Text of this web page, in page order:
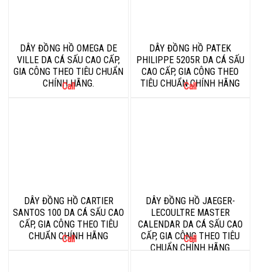
DÂY ĐỒNG HỒ OMEGA DE
VILLE DA CÁ SẤU CAO CẤP,
GIA CÔNG THEO TIÊU CHUẨN
CHÍNH HÃNG.
Call
DÂY ĐỒNG HỒ PATEK
PHILIPPE 5205R DA CÁ SẤU
CAO CẤP, GIA CÔNG THEO
TIÊU CHUẨN CHÍNH HÃNG
Call
DÂY ĐỒNG HỒ CARTIER
SANTOS 100 DA CÁ SẤU CAO
CẤP, GIA CÔNG THEO TIÊU
CHUẨN CHÍNH HÃNG
Call
DÂY ĐỒNG HỒ JAEGER-
LECOULTRE MASTER
CALENDAR DA CÁ SẤU CAO
CẤP, GIA CÔNG THEO TIÊU
CHUẨN CHÍNH HÃNG
Call